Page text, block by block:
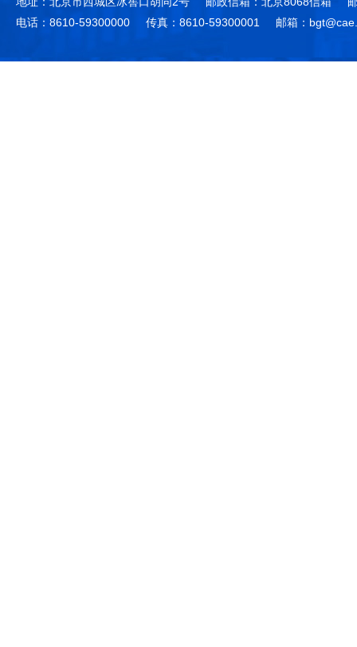
电话：8610-59300000
传真：8610-59300001 邮箱：